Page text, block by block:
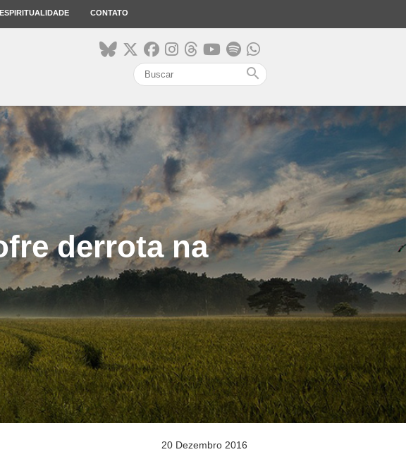
ESPIRITUALIDADE CONTATO
search
derrota na
20 Dezembro 2016